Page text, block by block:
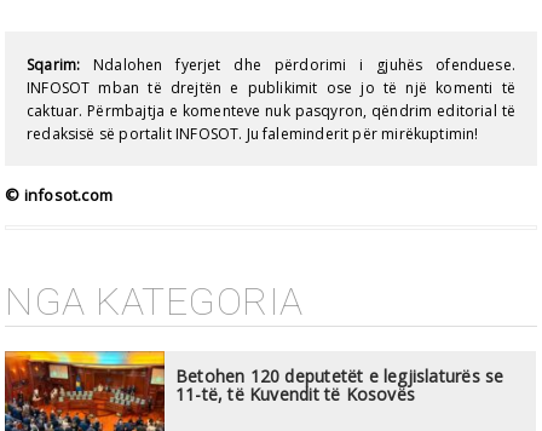
Sqarim: Ndalohen fyerjet dhe përdorimi i gjuhës ofenduese.
INFOSOT mban të drejtën e publikimit ose jo të një komenti të
caktuar. Përmbajtja e komenteve nuk pasqyron, qëndrim editorial të
redaksisë së portalit INFOSOT. Ju faleminderit për mirëkuptimin!
© infosot.com
NGA KATEGORIA
Betohen 120 deputetët e legjislaturës se
11-të, të Kuvendit të Kosovës